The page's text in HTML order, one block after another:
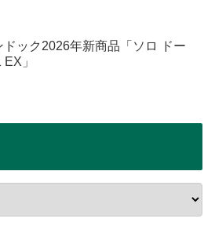
ドック2026年新商品「ソロ ドー
EX」